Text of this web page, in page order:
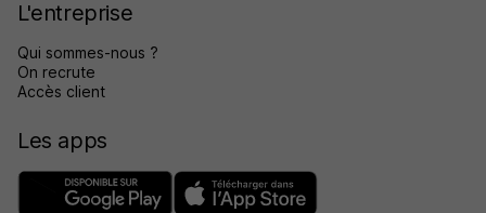
L'entreprise
Qui sommes-nous ?
On recrute
Accès client
Les apps